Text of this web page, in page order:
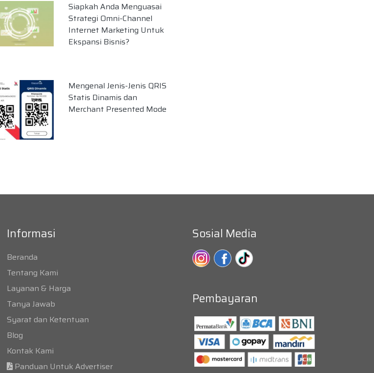
Siapkah Anda Menguasai
Strategi Omni-Channel
Internet Marketing Untuk
Ekspansi Bisnis?
Mengenal Jenis-Jenis QRIS
Statis Dinamis dan
Merchant Presented Mode
Informasi
Beranda
Tentang Kami
Layanan & Harga
Tanya Jawab
Syarat dan Ketentuan
Blog
Kontak Kami
Panduan Untuk Advertiser
Sosial Media
Pembayaran